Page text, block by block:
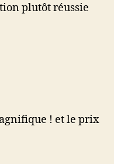
plutôt réussie
! et le prix